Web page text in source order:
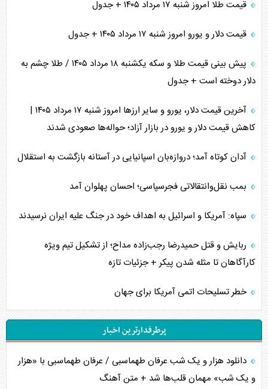
قیمت طلا امروز شنبه ۱۷ مرداد ۱۴۰۵ + جدول
قیمت دلار و یورو امروز شنبه ۱۷ مرداد ۱۴۰۵ + جدول
پیش بینی قیمت طلا و سکه یکشنبه ۱۸ مرداد ۱۴۰۵ / طلا چشم به
دلار دوخته است + جدول
آخرین قیمت دلار، یورو و سایر ارز‌ها امروز شنبه ۱۷ مرداد ۱۴۰۵ |
کاهش قیمت دلار و یورو در بازار آزاد؛ حواله‌ها صعودی شدند
آدان کوتاه آمد؛ دروازه‌بان اسپانیایی در آستانه بازگشت به استقلال
بمب نقل‌وانتقالاتی فجرسپاسی؛ احسان پهلوان آمد
سپاه: آمریکا و اسرائیل به اهداف خود در جنگ علیه ایران نرسیدند
ربایش و قتل حمیدرضا رجب‌زاده مداح؛ از تشکیل تیم ویژه
کارآگاهان تا مثله شدن پیکر + جزئیات تازه
خطر تسلیحات اتمی آمریکا برای جهان
پرطرفدارترین اخبار
دانلود هزار و یک شب عرفان طهماسبی / عرفان طهماسبی با «هزار
و یک شب» مهمان قلب‌ها شد + متن آهنگ